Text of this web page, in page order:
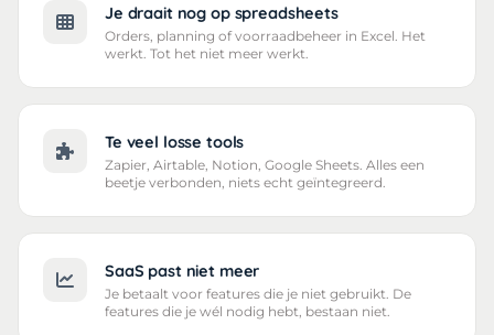
Je draait nog op spreadsheets
Orders, planning of voorraadbeheer in Excel. Het
werkt. Tot het niet meer werkt.
Te veel losse tools
Zapier, Airtable, Notion, Google Sheets. Alles een
beetje verbonden, niets echt geïntegreerd.
SaaS past niet meer
Je betaalt voor features die je niet gebruikt. De
features die je wél nodig hebt, bestaan niet.